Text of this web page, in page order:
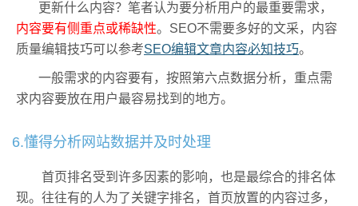
更新什么内容？笔者认为要分析用户的最重要需求，
内容要有侧重点或稀缺性。SEO不需要多好的文采，内容
质量编辑技巧可以参考SEO编辑文章内容必知技巧。
一般需求的内容要有，按照第六点数据分析，重点需
求内容要放在用户最容易找到的地方。
6.懂得分析网站数据并及时处理
首页排名受到许多因素的影响，也是最综合的排名体
现。往往有的人为了关键字排名，首页放置的内容过多，